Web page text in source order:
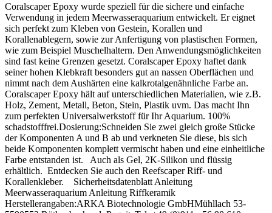
Coralscaper Epoxy wurde speziell für die sichere und einfache
Verwendung in jedem Meerwasseraquarium entwickelt. Er eignet
sich perfekt zum Kleben von Gestein, Korallen und
Korallenablegern, sowie zur Anfertigung von plastischen Formen,
wie zum Beispiel Muschelhaltern. Den Anwendungsmöglichkeiten
sind fast keine Grenzen gesetzt. Coralscaper Epoxy haftet dank
seiner hohen Klebkraft besonders gut an nassen Oberflächen und
nimmt nach dem Aushärten eine kalkrotalgenähnliche Farbe an.
Coralscaper Epoxy hält auf unterschiedlichen Materialien, wie z.B.
Holz, Zement, Metall, Beton, Stein, Plastik uvm. Das macht Ihn
zum perfekten Universalwerkstoff für Ihr Aquarium. 100%
schadstofffrei.Dosierung:Schneiden Sie zwei gleich große Stücke
der Komponenten A und B ab und verkneten Sie diese, bis sich
beide Komponenten komplett vermischt haben und eine einheitliche
Farbe entstanden ist. Auch als Gel, 2K-Silikon und flüssig
erhältlich. Entdecken Sie auch den Reefscaper Riff- und
Korallenkleber. Sicherheitsdatenblatt Anleitung
Meerwasseraquarium Anleitung Riffkeramik
Herstellerangaben:ARKA Biotechnologie GmbHMühllach 53-